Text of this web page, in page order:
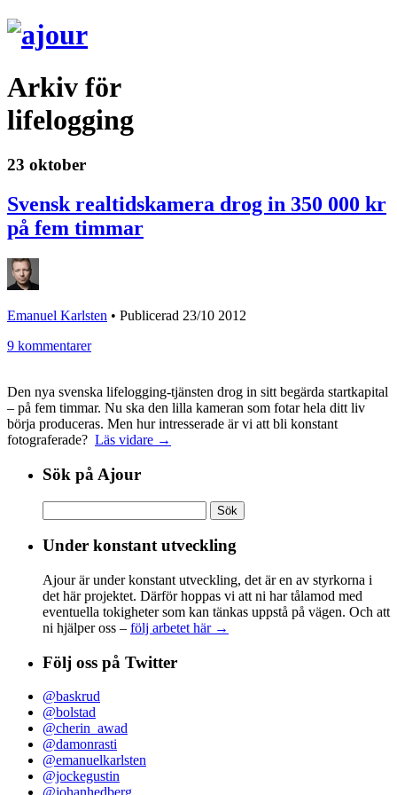
Arkiv för
lifelogging
23 oktober
Svensk realtidskamera drog in 350 000 kr
på fem timmar
Emanuel Karlsten • Publicerad 23/10 2012
9 kommentarer
Den nya svenska lifelogging-tjänsten drog in sitt begärda startkapital
– på fem timmar. Nu ska den lilla kameran som fotar hela ditt liv
börja produceras. Men hur intresserade är vi att bli konstant
fotograferade? Läs vidare →
Sök på Ajour
efter:
Under konstant utveckling
Ajour är under konstant utveckling, det är en av styrkorna i
det här projektet. Därför hoppas vi att ni har tålamod med
eventuella tokigheter som kan tänkas uppstå på vägen. Och att
ni hjälper oss – följ arbetet här →
Följ oss på Twitter
@baskrud
@bolstad
@cherin_awad
@damonrasti
@emanuelkarlsten
@jockegustin